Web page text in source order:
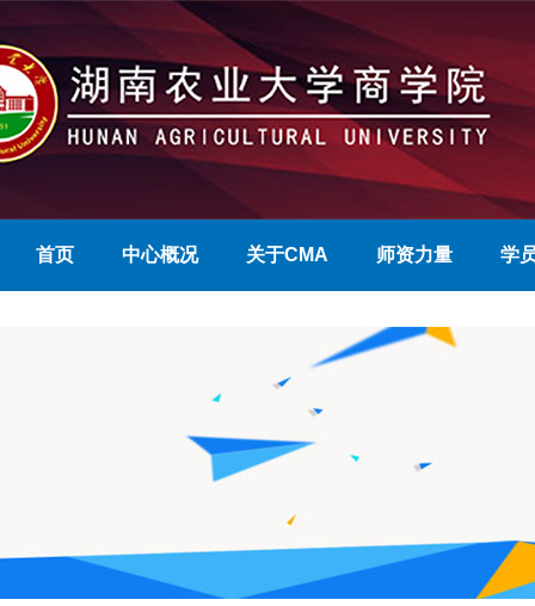
首页 中心概况 关于CMA 师资力量 学